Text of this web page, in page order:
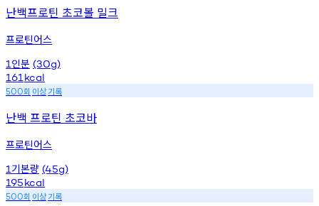
난백프로틴 초코볼 밀크
프로틴어스
1 인분 (30g)
161 kcal
500회 이상기록
난백 프로틴 초코바
프로틴어스
1 기본량 (45g)
195kcal
500회 이상기록